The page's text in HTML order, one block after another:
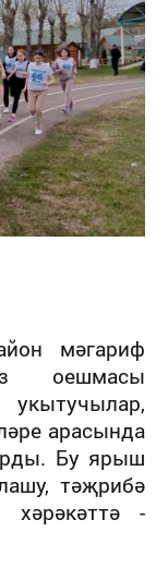
мәгариф
оешмасы
арасында
Бу ярыш
тәҗрибә
хәрәкәттә -